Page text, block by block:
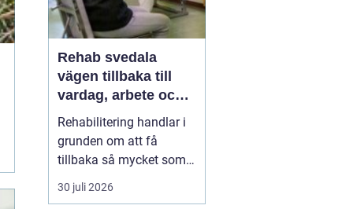
Rehab svedala
vägen tillbaka till
vardag, arbete och
ett aktivt liv
Rehabilitering handlar i
grunden om att få
tillbaka så mycket som
möjligt av styrka,
rörlighet och ork efter
30 juli 2026